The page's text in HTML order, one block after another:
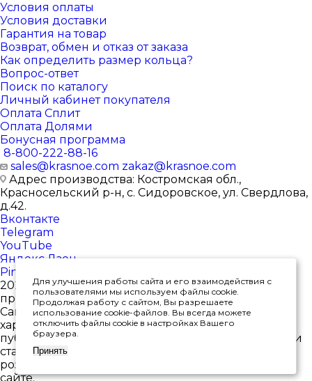
Условия оплаты
Условия доставки
Гарантия на товар
Возврат, обмен и отказ от заказа
Как определить размер кольца?
Вопрос-ответ
Поиск по каталогу
Личный кабинет покупателя
Оплата Сплит
Оплата Долями
Бонусная программа
8-800-222-88-16
sales@krasnoe.com zakaz@krasnoe.com
Адрес производства: Костромская обл.,
Красносельский р-н, с. Сидоровское, ул. Свердлова,
д.42.
Вконтакте
Telegram
YouTube
Яндекс.Дзен
Pinterest
2026 © Интернет-магазин ювелирных изделий от
производителя
Сайт носит исключительно информационный
характер, и ни при каких условиях не является
публичной офертой, определяемой положениями
статьи 437(2) Гражданского кодекса РФ. *Цены в
розничных магазинах могут отличаться от цен на
сайте.
Для улучшения работы сайта и его взаимодействия с
пользователями мы используем файлы cookie.
Продолжая работу с сайтом, Вы разрешаете
использование cookie-файлов. Вы всегда можете
отключить файлы cookie в настройках Вашего
браузера.
Принять